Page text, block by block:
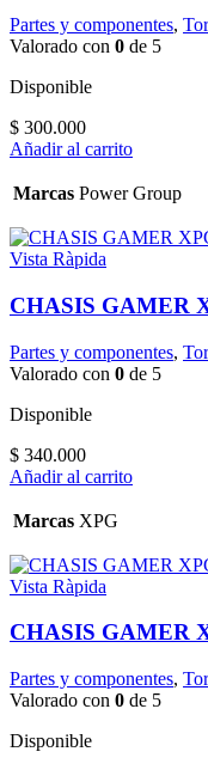
Partes y componentes,
Valorado con 0 de 5
Disponible
$ 300.000
Añadir al carrito
Marcas Power Group
Vista Ràpida
CHASIS GAMER
Partes y componentes,
Valorado con 0 de 5
Disponible
$ 340.000
Añadir al carrito
Marcas XPG
Vista Ràpida
CHASIS GAMER
Partes y componentes,
Valorado con 0 de 5
Disponible